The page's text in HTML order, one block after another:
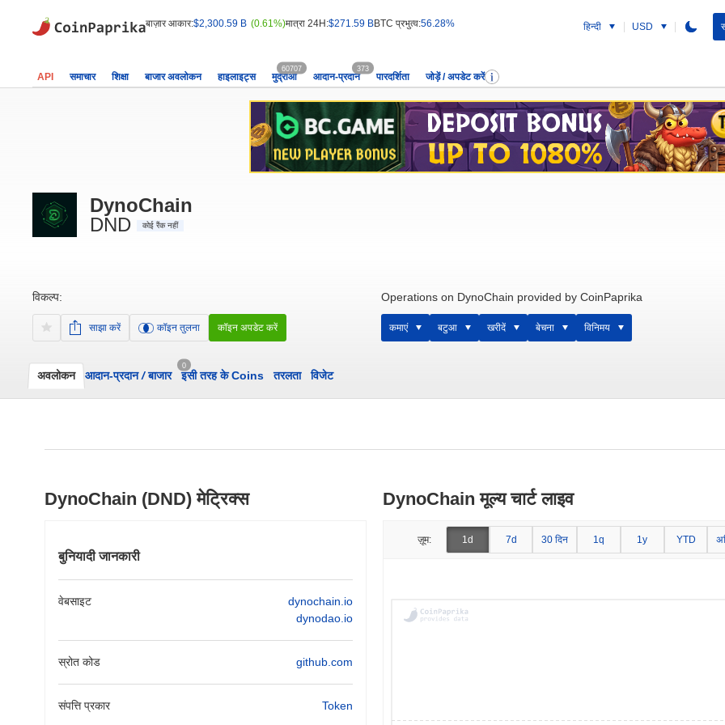
बाज़ार आकार:$2,300.59 B (0.61%)मात्रा 24H:$271.59 BBTC प्रभुत्व:56.28% हिन्दी USD
API समाचार शिक्षा बाजार अवलोकन हाइलाइट्स मुद्राओं
60707
आदान-प्रदान
373
पारदर्शिता जोड़ें / अपडेट करें
DynoChain
DND
कोई रैंक नहीं
विकल्प:
साझा करें कॉइन तुलना कॉइन अपडेट करें
Operations on DynoChain provided by CoinPaprika
कमाएं बटुआ खरीदें बेचना विनिमय
अवलोकन आदान-प्रदान/बाजार
0
इसी तरह के Coins तरलता विजेट
DynoChain (DND) मेट्रिक्स
बुनियादी जानकारी
वेबसाइट
dynochain.io
dynodao.io
स्रोत कोड github.com
संपत्ति प्रकार Token
DynoChain मूल्य चार्ट लाइव
ज़ूम: 1d 7d 30 दिन 1q 1y YTD